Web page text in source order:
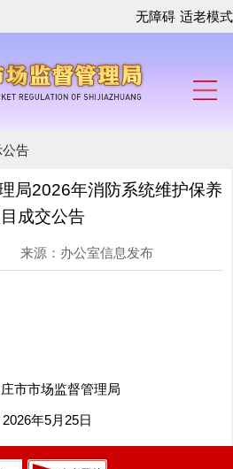
无障碍 适老模式
告
局2026年消防系统维护保养
成交公告
源：办公室信息发布
市市场监督管理局
2026年5月25日